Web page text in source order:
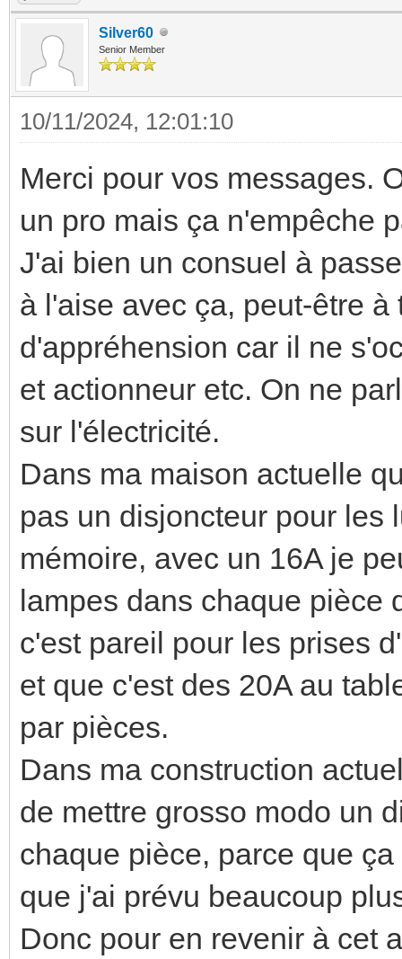
Silver60
Senior Member
10/11/2024, 12:01:10
Merci pour vos messages.
un pro mais ça n'empêche
J'ai bien un consuel à
à l'aise avec ça, peut-être
d'appréhension car il ne
et actionneur etc. On ne
sur l'électricité.
Dans ma maison actuelle
pas un disjoncteur pour les
mémoire, avec un 16A je
lampes dans chaque pièce
c'est pareil pour les prises
et que c'est des 20A au
par pièces.
Dans ma construction
de mettre grosso modo un
chaque pièce, parce que
que j'ai prévu beaucoup
Donc pour en revenir à cet